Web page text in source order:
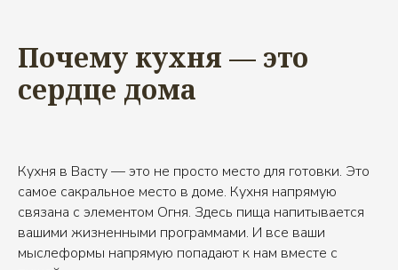
Почему кухня — это
сердце дома
Кухня в Васту — это не просто место для готовки. Это
самое сакральное место в доме. Кухня напрямую
связана с элементом Огня. Здесь пища напитывается
вашими жизненными программами. И все ваши
мыслеформы напрямую попадают к нам вместе с